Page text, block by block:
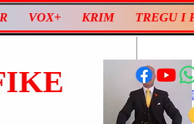
VOX+ KRIM TREGU I